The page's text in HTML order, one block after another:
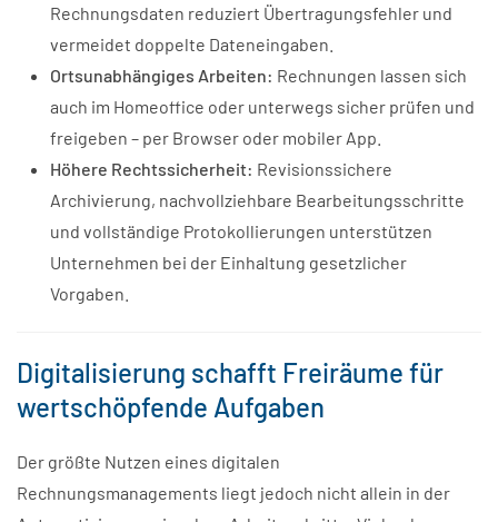
Rechnungsdaten reduziert Übertragungsfehler und
vermeidet doppelte Dateneingaben.
Ortsunabhängiges Arbeiten: Rechnungen lassen sich
auch im Homeoffice oder unterwegs sicher prüfen und
freigeben – per Browser oder mobiler App.
Höhere Rechtssicherheit: Revisionssichere
Archivierung, nachvollziehbare Bearbeitungsschritte
und vollständige Protokollierungen unterstützen
Unternehmen bei der Einhaltung gesetzlicher
Vorgaben.
Digitalisierung schafft Freiräume für
wertschöpfende Aufgaben
Der größte Nutzen eines digitalen
Rechnungsmanagements liegt jedoch nicht allein in der